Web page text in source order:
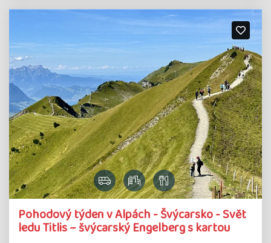
Pohodový týden v Alpách - Švýcarsko - Svět
ledu Titlis – švýcarský Engelberg s kartou